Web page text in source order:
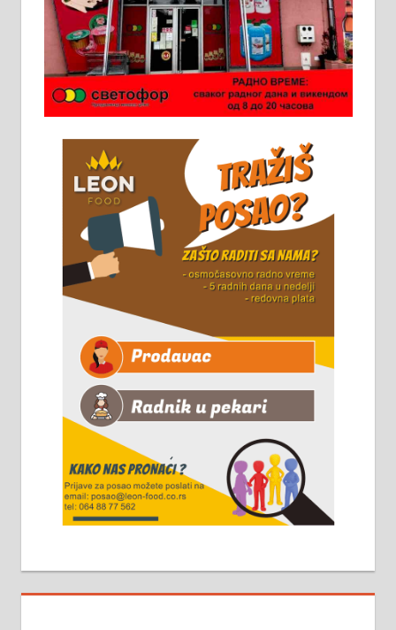
Ало таксију потребан возач са Б
категоријом. 064/02-85-511
Потребна два радника за рад на
стоваришту „Липа промет” у
Алексинцу. За више
информација доћи лично на
стовариште у улици Максима
Горког 26 сваког радног дана од
8 до 15 часова. 063/465-045
Чистим све врсте димњака.
061/32-13-445